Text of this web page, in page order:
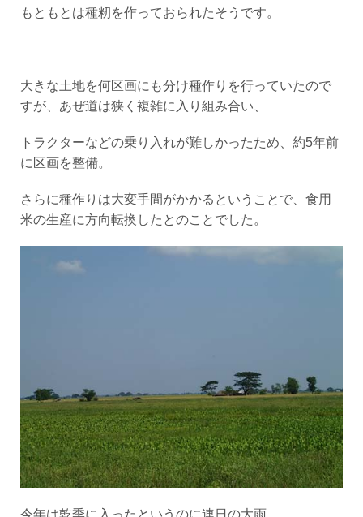
もともとは種籾を作っておられたそうです。
大きな土地を何区画にも分け種作りを行っていたので
すが、あぜ道は狭く複雑に入り組み合い、
トラクターなどの乗り入れが難しかったため、約5年前
に区画を整備。
さらに種作りは大変手間がかかるということで、食用
米の生産に方向転換したとのことでした。